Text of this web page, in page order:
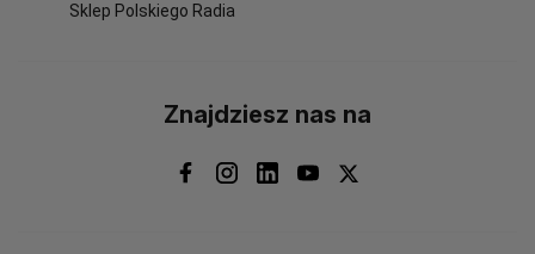
Sklep Polskiego Radia
Znajdziesz nas na